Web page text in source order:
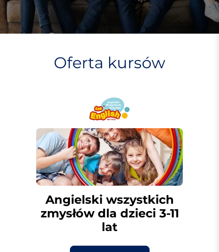
Oferta kursów
Angielski wszystkich
zmysłów dla dzieci 3-11
lat